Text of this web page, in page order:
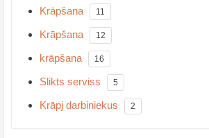
Krāpšana 11
Krāpšana 12
krāpšana 16
Slikts serviss 5
Krāpj darbiniekus 2